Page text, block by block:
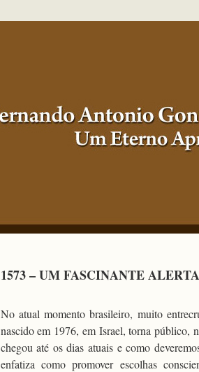
1573 – UM FASCINANTE
No atual momento brasileiro, muito
nascido em 1976, em Israel, torna público,
chegou até os dias atuais e como
enfatiza como promover escolhas